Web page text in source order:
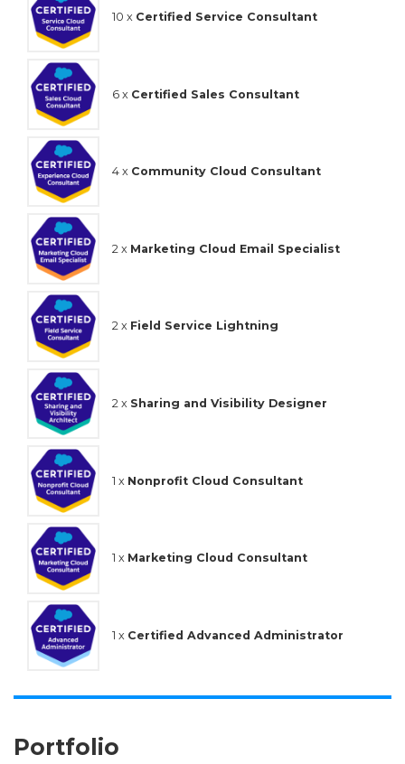
10 x Certified Service Consultant
6 x Certified Sales Consultant
4 x Community Cloud Consultant
2 x Marketing Cloud Email Specialist
2 x Field Service Lightning
2 x Sharing and Visibility Designer
1 x Nonprofit Cloud Consultant
1 x Marketing Cloud Consultant
1 x Certified Advanced Administrator
Portfolio